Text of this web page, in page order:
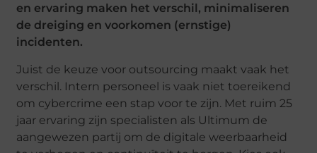
en ervaring maken het verschil, minimaliseren
de dreiging en voorkomen (ernstige)
incidenten.
Juist de keuze voor outsourcing maakt vaak het
verschil. Intern personeel is vaak niet toereikend
om cybercrime een stap voor te zijn. Met ruim 25
jaar ervaring zijn specialisten als Ultimum de
aangewezen partij om de digitale weerbaarheid